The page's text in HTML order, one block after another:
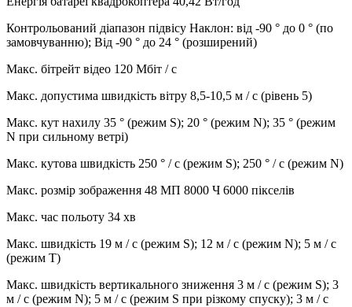
Контрольований діапазон підвісу Наклон: від -90 ° до 0 ° (по
замовчуванню); Від -90 ° до 24 ° (розширений)
Макс. бітрейт відео 120 Мбіт / с
Макс. допустима швидкість вітру 8,5-10,5 м / с (рівень 5)
Макс. кут нахилу 35 ° (режим S); 20 ° (режим N); 35 ° (режим
N при сильному ветрі)
Макс. кутова швидкість 250 ° / с (режим S); 250 ° / с (режим N)
Макс. розмір зображення 48 МП 8000 Ч 6000 пікселів
Макс. час польоту 34 хв
Макс. швидкість 19 м / с (режим S); 12 м / с (режим N); 5 м / с
(режим T)
Макс. швидкість вертикального зниження 3 м / с (режим S); 3
м / с (режим N); 5 м / с (режим S при різкому спуску); 3 м / с